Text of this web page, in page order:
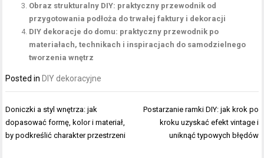
Obraz strukturalny DIY: praktyczny przewodnik od
przygotowania podłoża do trwałej faktury i dekoracji
DIY dekoracje do domu: praktyczny przewodnik po
materiałach, technikach i inspiracjach do samodzielnego
tworzenia wnętrz
Posted in DIY dekoracyjne
Nawigacja
wpisu
Doniczki a styl wnętrza: jak
dopasować formę, kolor i materiał,
by podkreślić charakter przestrzeni
Postarzanie ramki DIY: jak krok po
kroku uzyskać efekt vintage i
uniknąć typowych błędów